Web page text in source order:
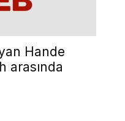
Hande
arasında